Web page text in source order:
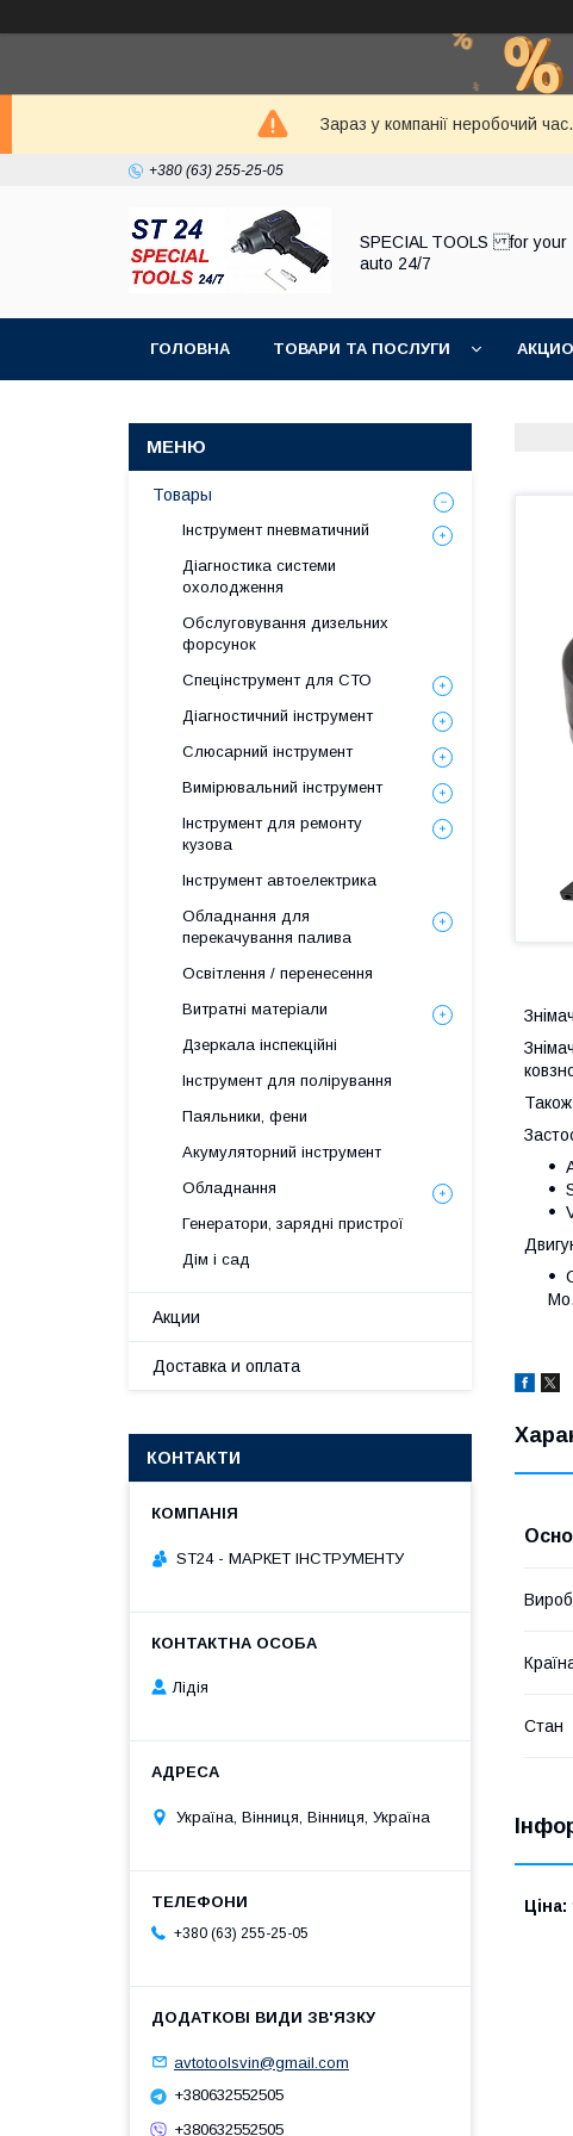
Зараз у компанії неробочий
+380 (63) 255-25-05
SPECIAL TOOLS for your
auto 24/7
ГОЛОВНА ТОВАРИ ТА ПОСЛУГИ
Mo.
Стан
Ціна:
Товары
Інструмент пневматичний
Діагностика системи
охолодження
Обслуговування дизельних
форсунок
Спецінструмент для СТО
Діагностичний інструмент
Слюсарний інструмент
Вимірювальний інструмент
Інструмент для ремонту
кузова
Інструмент автоелектрика
Обладнання для
перекачування палива
Освітлення / перенесення
Витратні матеріали
Дзеркала інспекційні
Інструмент для полірування
Паяльники, фени
Акумуляторний інструмент
Обладнання
Генератори, зарядні пристрої
Дім і сад
Акции
Доставка и оплата
КОНТАКТИ
ST24 - МАРКЕТ ІНСТРУМЕНТУ
Лідія
Україна, Вінниця, Вінниця, Україна
+380 (63) 255-25-05
avtotoolsvin@gmail.com
+380632552505
+380632552505